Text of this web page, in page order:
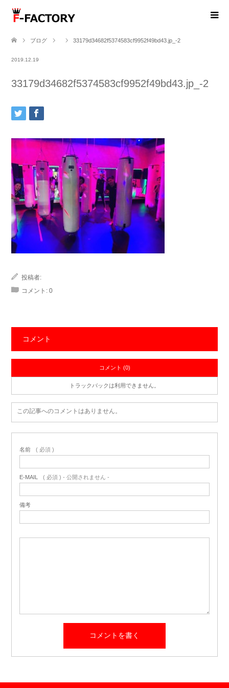
ブログ 33179d34682f5374583cf9952f49bd43.jp_-2
2019.12.19
33179d34682f5374583cf9952f49bd43.jp_-2
投稿者:
コメント: 0
コメント
コメント (0)
トラックバックは利用できません。
この記事へのコメントはありません。
名前 ( 必須 )
E-MAIL ( 必須 ) - 公開されません -
備考